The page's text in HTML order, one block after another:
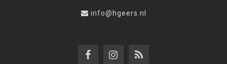
info@hgeers.nl